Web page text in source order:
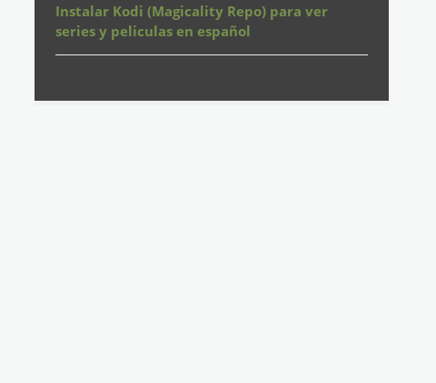
Instalar Kodi (Magicality Repo) para ver
series y peliculas en español